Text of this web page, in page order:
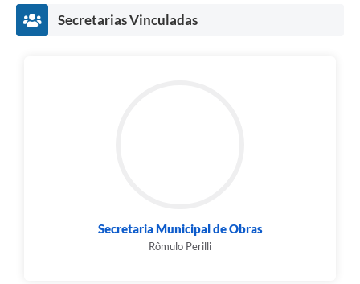
Secretarias Vinculadas
Secretaria Municipal de Obras
Rômulo Perilli